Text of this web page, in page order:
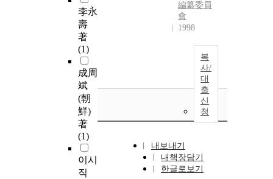
李永
壽
著
(1)
成周
斌
(朝
鮮)
著
(1)
이시
직
編纂委員
會
1998
복
사/
대
출
신
청
내보내기
내책장담기
한글로보기